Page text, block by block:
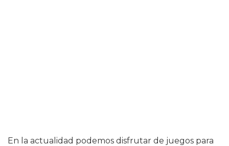
En la actualidad podemos disfrutar de juegos para